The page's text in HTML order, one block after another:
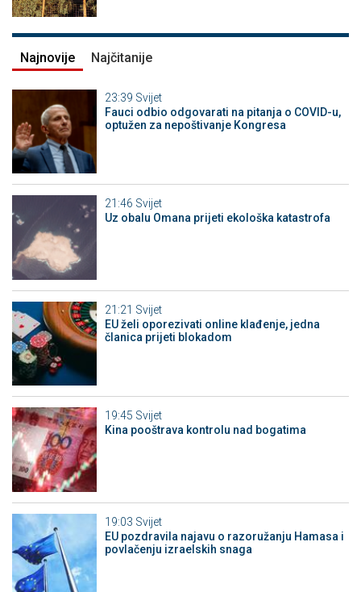
Najnovije Najčitanije
23:39 Svijet
Fauci odbio odgovarati na pitanja o COVID-u,
optužen za nepoštivanje Kongresa
21:46 Svijet
Uz obalu Omana prijeti ekološka katastrofa
21:21 Svijet
EU želi oporezivati online klađenje, jedna
članica prijeti blokadom
19:45 Svijet
Kina pooštrava kontrolu nad bogatima
19:03 Svijet
EU pozdravila najavu o razoružanju Hamasa i
povlačenju izraelskih snaga